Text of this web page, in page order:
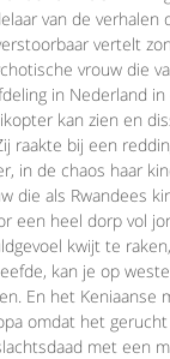
van de verhalen
vertelt
vrouw die
in Nederland
kan zien en
raakte bij een
in de chaos haar
die als Rwandees
een heel dorp vol
kwijt te
kan je op
En het Keniaanse
omdat het
met een